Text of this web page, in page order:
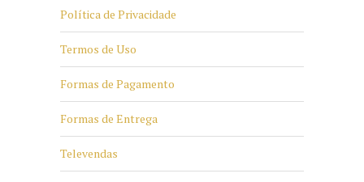
Política de Privacidade
Termos de Uso
Formas de Pagamento
Formas de Entrega
Televendas